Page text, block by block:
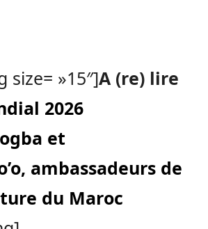
size= »15″]A (re) lire
2026
et
ambassadeurs de
du Maroc